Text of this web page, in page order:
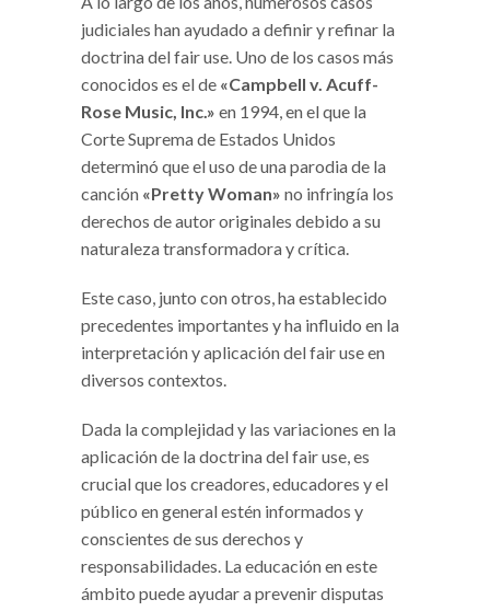
judiciales han ayudado a definir y refinar la
doctrina del fair use. Uno de los casos más
conocidos es el de «Campbell v. Acuff-
Rose Music, Inc.» en 1994, en el que la
Corte Suprema de Estados Unidos
determinó que el uso de una parodia de la
canción «Pretty Woman» no infringía los
derechos de autor originales debido a su
naturaleza transformadora y crítica.
Este caso, junto con otros, ha establecido
precedentes importantes y ha influido en la
interpretación y aplicación del fair use en
diversos contextos.
Dada la complejidad y las variaciones en la
aplicación de la doctrina del fair use, es
crucial que los creadores, educadores y el
público en general estén informados y
conscientes de sus derechos y
responsabilidades. La educación en este
ámbito puede ayudar a prevenir disputas